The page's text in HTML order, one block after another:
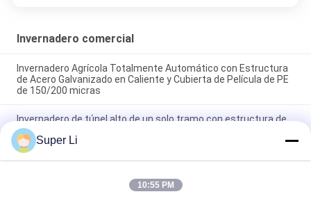
Invernadero comercial
Invernadero Agrícola Totalmente Automático con Estructura
de Acero Galvanizado en Caliente y Cubierta de Película de PE
de 150/200 micras
Invernadero de túnel alto de un solo tramo con estructura de
tubo de acero galvanizado en caliente y cubierta de película de
PE de 150/200 micras con ventilación enrollable manual o
eléctrica
Invernadero de túnel duradero de una sola franja con marco de
acero galvanizado en caliente y revestimiento de película de
Super Li
10:55 PM